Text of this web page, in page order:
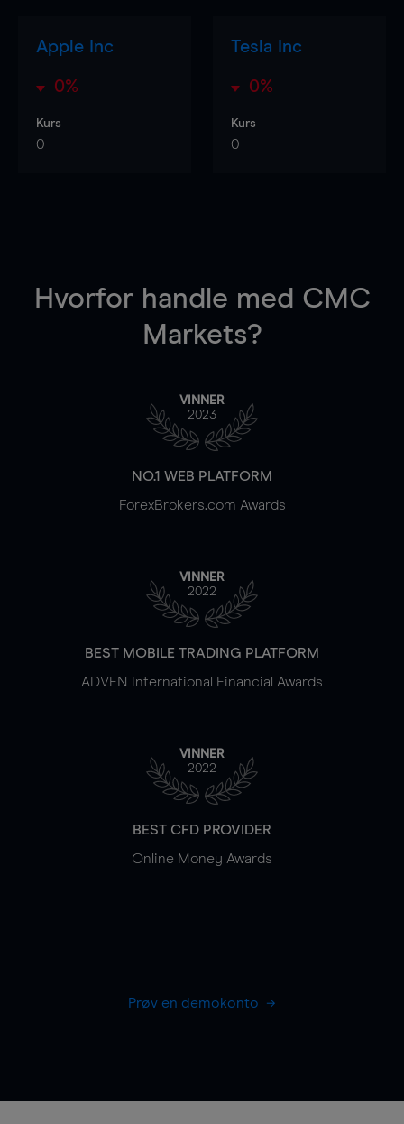
Apple Inc
0%
Kurs
0
Tesla Inc
0%
Kurs
0
Hvorfor handle med CMC
Markets?
VINNER
2023
NO.1 WEB PLATFORM
ForexBrokers.com Awards
VINNER
2022
BEST MOBILE TRADING PLATFORM
ADVFN International Financial Awards
VINNER
2022
BEST CFD PROVIDER
Online Money Awards
Prøv en demokonto